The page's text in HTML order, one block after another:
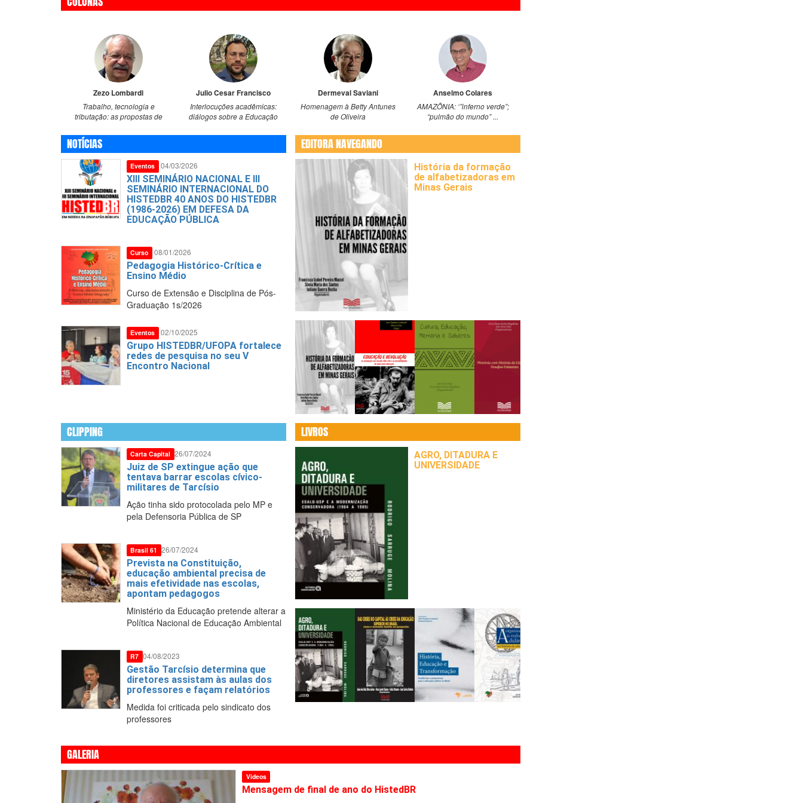
Zezo Lombardi
Trabalho, tecnologia e
tributação: as propostas de
capitalismo e o contraponto do
modelo chinês de
planejamento de longo prazo
Julio Cesar Francisco
Interlocuções acadêmicas:
diálogos sobre a Educação
infratores na França e no Brasil
Dermeval Saviani
Homenagem à Betty Antunes
de Oliveira
Anselmo Colares
AMAZÔNIA: ‘”inferno verde”;
“pulmão do mundo” ...
NOTÍCIAS
Eventos 04/03/2026
XIII SEMINÁRIO NACIONAL E III
SEMINÁRIO INTERNACIONAL DO
HISTEDBR 40 ANOS DO HISTEDBR
(1986-2026) EM DEFESA DA
EDUCAÇÃO PÚBLICA
Curso 08/01/2026
Pedagogia Histórico-Crítica e
Ensino Médio
Curso de Extensão e Disciplina de Pós-
Graduação 1s/2026
Eventos 02/10/2025
Grupo HISTEDBR/UFOPA fortalece
redes de pesquisa no seu V
Encontro Nacional
EDITORA NAVEGANDO
Memória com história
da educação: desafios
eminentes
História da formação
de alfabetizadoras em
Minas Gerais
CLIPPING
Carta Capital 26/07/2024
Juiz de SP extingue ação que
tentava barrar escolas cívico-
militares de Tarcísio
Ação tinha sido protocolada pelo MP e
pela Defensoria Pública de SP
Brasil 61 26/07/2024
Prevista na Constituição,
educação ambiental precisa de
mais efetividade nas escolas,
apontam pedagogos
Ministério da Educação pretende alterar a
Política Nacional de Educação Ambiental
R7 04/08/2023
Gestão Tarcísio determina que
diretores assistam às aulas dos
professores e façam relatórios
Medida foi criticada pelo sindicato dos
professores
LIVROS
A organização do
trabalho didático na
história da educação
AGRO, DITADURA E
UNIVERSIDADE
GALERIA
Videos
Mensagem de final de ano do HistedBR